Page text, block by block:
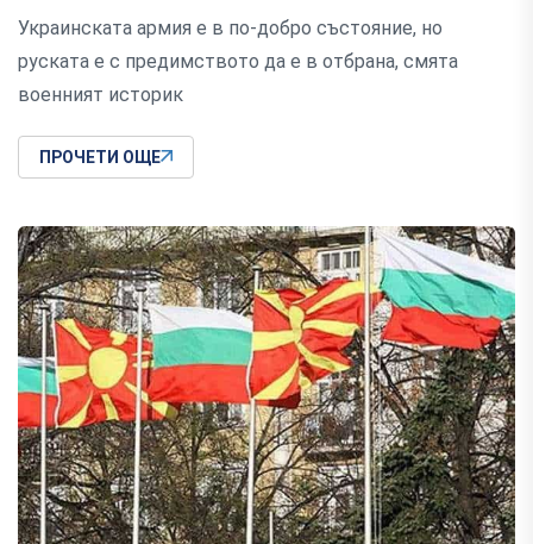
Украинската армия е в по-добро състояние, но
руската е с предимството да е в отбрана, смята
военният историк
ПРОЧЕТИ ОЩЕ